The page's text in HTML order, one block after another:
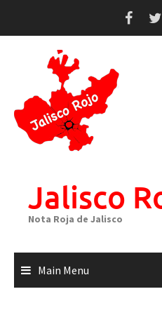
Jalisco
Nota Roja de Jalisco
Main Menu